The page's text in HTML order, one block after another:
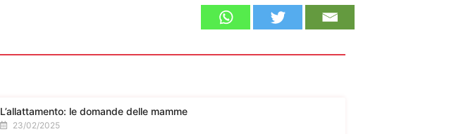
L’allattamento: le domande delle mamme
23/02/2025